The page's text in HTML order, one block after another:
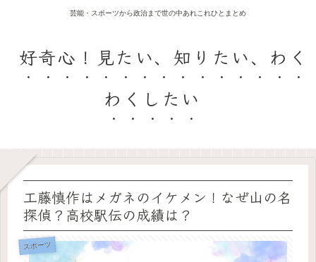
芸能・スポーツから政治まで世の中あれこれひとまとめ
好奇心！見たい、知りたい、わく
わくしたい
工藤慎作はメガネのイケメン！なぜ山の名
探偵？高校駅伝の成績は？
スポーツ